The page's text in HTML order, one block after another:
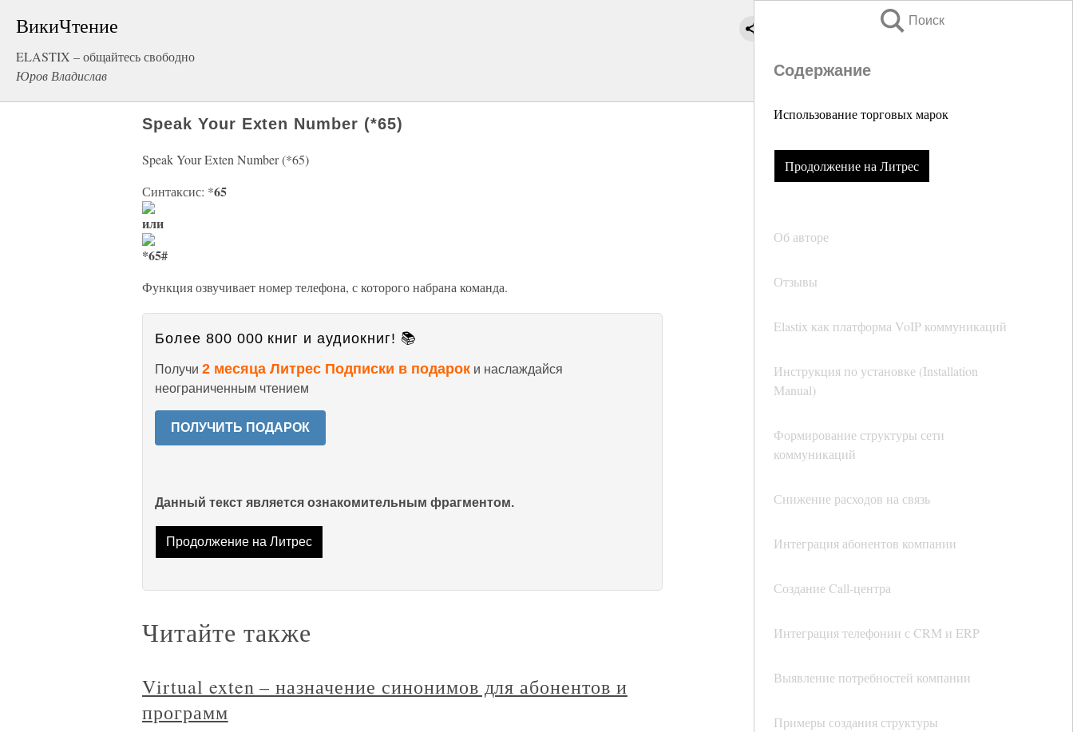
ВикиЧтение
ELASTIX – общайтесь свободно
Юров Владислав
Поиск
Содержание
Использование торговых марок
Продолжение на Литрес
Об авторе
Отзывы
Elastix как платформа VoIP коммуникаций
Инструкция по установке (Installation
Manual)
Формирование структуры сети
коммуникаций
Снижение расходов на связь
Интеграция абонентов компании
Создание Call-центра
Интеграция телефонии с CRM и ERP
Выявление потребностей компании
Примеры создания структуры
Speak Your Exten Number (*65)
Speak Your Exten Number (*65)
Синтаксис: *65
или
*65#
Функция озвучивает номер телефона, с которого набрана команда.
Более 800 000 книг и аудиокниг! 📚
Получи 2 месяца Литрес Подписки в подарок и наслаждайся
неограниченным чтением
ПОЛУЧИТЬ ПОДАРОК
Данный текст является ознакомительным фрагментом.
Продолжение на Литрес
Читайте также
Virtual exten – назначение синонимов для абонентов и
программ